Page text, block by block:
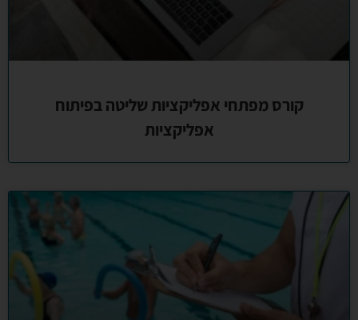
קורס מפתחי אפליקציות שליטה בפיתוח
אפליקציות